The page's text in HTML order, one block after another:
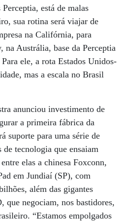
está de malas
sua rotina será viajar de
na Califórnia, para
na Austrália, base da Perceptia
ele, a rota Estados Unidos-
mas a escala no Brasil
anunciou investimento de
a primeira fábrica da
suporte para uma série de
tecnologia que ensaiam
elas a chinesa Foxconn,
em Jundiaí (SP), com
além das gigantes
negociam, nos bastidores,
“Estamos empolgados